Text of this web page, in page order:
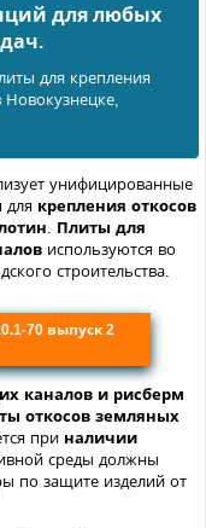
для любых
для крепления
Новокузнецке,
унифицированные
для крепления откосов
Плиты для
используются во
строительства.
70 выпуск 2
каналов и рисберм
откосов земляных
при наличии
среды должны
по защите изделий от